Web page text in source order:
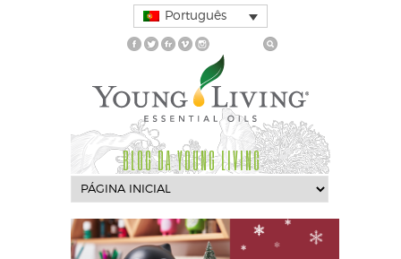
Português
BLOG DA YOUNG LIVING